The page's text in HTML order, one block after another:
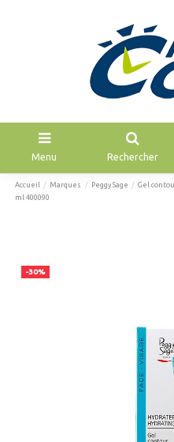
Menu Rechercher
Accueil Marques Peggy Sage
Gel
ml 400090
-30%